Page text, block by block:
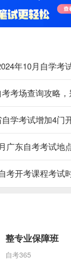
考场查询攻略
学考试增加4门
考开考课程考试
整专业保障班
自考365